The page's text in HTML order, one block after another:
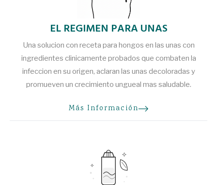
EL REGIMEN PARA UNAS
Una solucion con receta para hongos en las unas con
ingredientes clinicamente probados que combaten la
infeccion en su origen, aclaran las unas decoloradas y
promueven un crecimiento ungueal mas saludable.
Más Información
sobre EL REGIMEN PARA UNAS